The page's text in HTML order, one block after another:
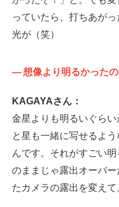
っていたら、打ちあが
光が（笑）
—想像より明るかった
KAGAYAさん：
金星よりも明るいぐら
と星も一緒に写せるよ
んです。それがすごい
のままじゃ露出オーバ
たカメラの露出を変えて